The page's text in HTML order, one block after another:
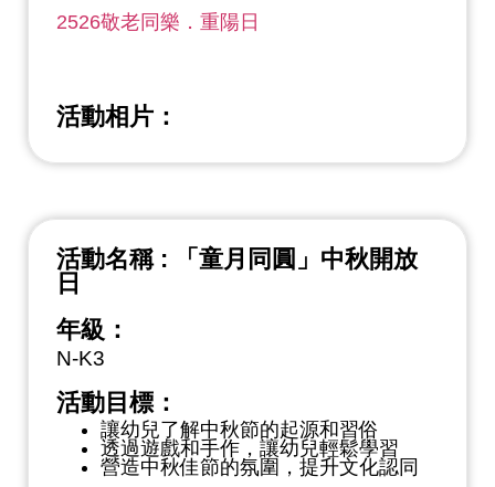
2526敬老同樂．重陽日
活動相片：
活動名稱 : 「童月同圓」中秋開放
日
年級：
N-K3
活動目標：
讓幼兒了解中秋節的起源和習俗
透過遊戲和手作，讓幼兒輕鬆學習
營造中秋佳節的氛圍，提升文化認同